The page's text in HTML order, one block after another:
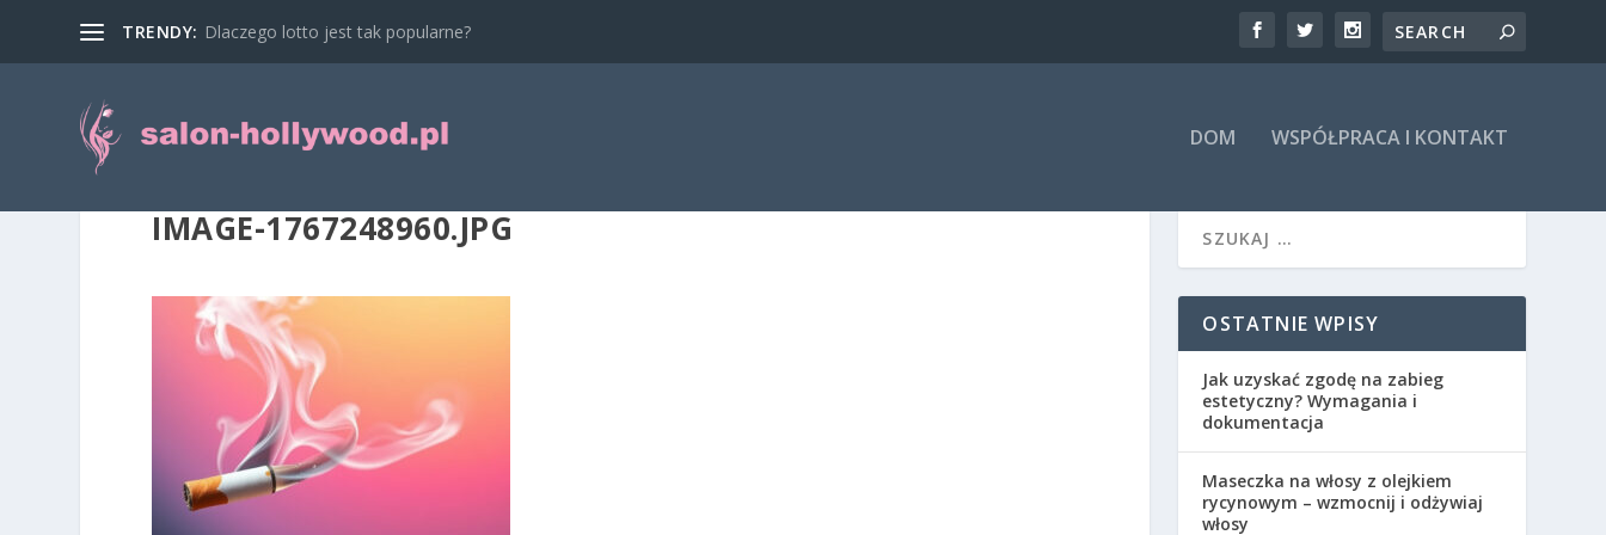
TRENDY: Dlaczego lotto jest tak popularne?
DOM WSPÓŁPRACA I KONTAKT
IMAGE-1767248960.JPG
OSTATNIE WPISY
Jak uzyskać zgodę na zabieg
estetyczny? Wymagania i
dokumentacja
Maseczka na włosy z olejkiem
rycynowym – wzmocnij i odżywiaj
włosy